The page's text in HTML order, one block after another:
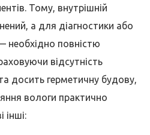
Тому, внутрішній
а для діагностики або
необхідно повністю
відсутність
досить герметичну будову,
вологи практично
інші: